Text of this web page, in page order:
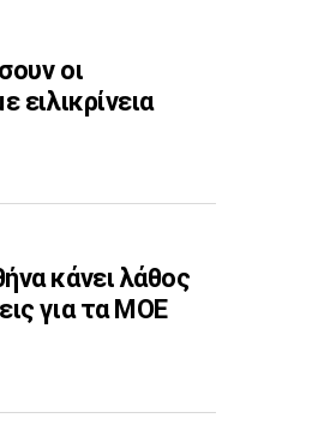
οι
ειλικρίνεια
κάνει λάθος
για τα ΜΟΕ